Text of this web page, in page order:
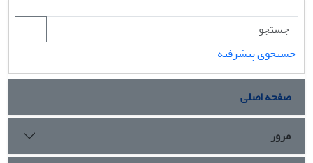
جستجوی پیشرفته
صفحه اصلی
مرور